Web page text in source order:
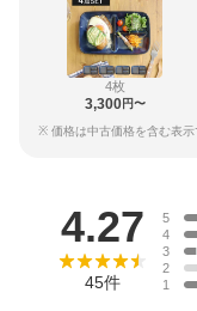
4枚
3,300円〜
※ 価格は中古価格を含む表示
4.27
45件
5
4
3
2
1